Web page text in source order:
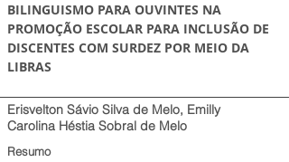
BILINGUISMO PARA OUVINTES NA
PROMOÇÃO ESCOLAR PARA INCLUSÃO DE
DISCENTES COM SURDEZ POR MEIO DA
LIBRAS
Erisvelton Sávio Silva de Melo, Emilly
Carolina Héstia Sobral de Melo
Resumo